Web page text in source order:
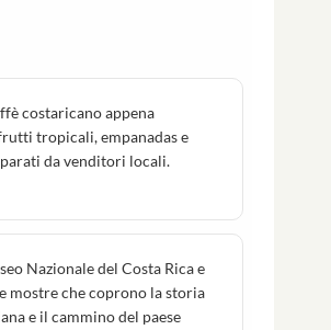
costaricano appena
tropicali, empanadas e
da venditori locali.
Nazionale del Costa Rica e
mostre che coprono la storia
e il cammino del paese